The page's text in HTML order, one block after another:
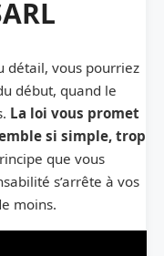
détail, vous pourriez
début, quand le
La loi vous promet
si simple, trop
que vous
s’arrête à vos
moins.